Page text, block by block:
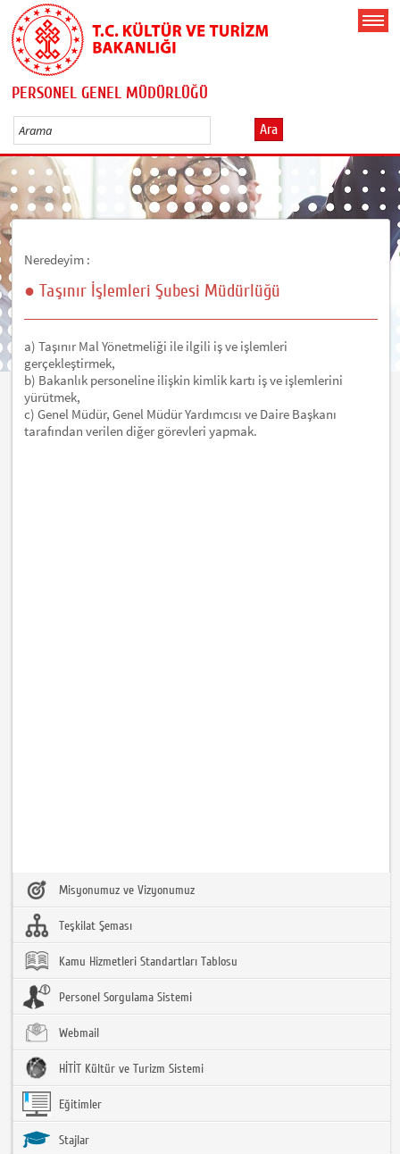
PERSONEL GENEL MÜDÜRLÜĞÜ
Ara
Neredeyim :
● Taşınır İşlemleri Şubesi Müdürlüğü
a) Taşınır Mal Yönetmeliği ile ilgili iş ve işlemleri
gerçekleştirmek,
b) Bakanlık personeline ilişkin kimlik kartı iş ve işlemlerini
yürütmek,
c) Genel Müdür, Genel Müdür Yardımcısı ve Daire Başkanı
tarafından verilen diğer görevleri yapmak.
Misyonumuz ve Vizyonumuz
Teşkilat Şeması
Kamu Hizmetleri Standartları Tablosu
Personel Sorgulama Sistemi
Webmail
HİTİT Kültür ve Turizm Sistemi
Eğitimler
Stajlar